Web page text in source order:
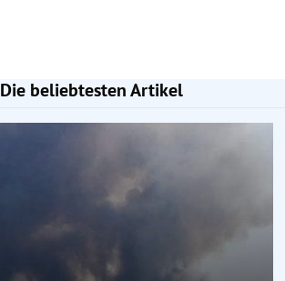
Die beliebtesten Artikel
Slide 1 von 7